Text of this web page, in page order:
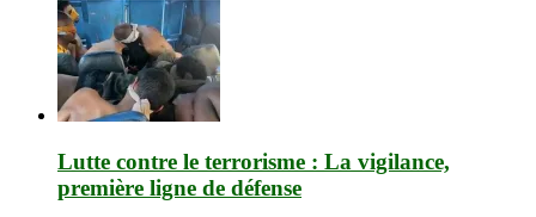
Lutte contre le terrorisme : La vigilance,
première ligne de défense